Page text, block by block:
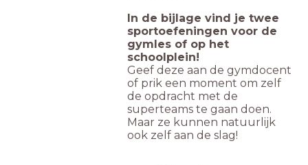
In de bijlage vind je twee
sportoefeningen voor de
gymles of op het
schoolplein!
Geef deze aan de gymdocent
of prik een moment om zelf
de opdracht met de
superteams te gaan doen.
Maar ze kunnen natuurlijk
ook zelf aan de slag!